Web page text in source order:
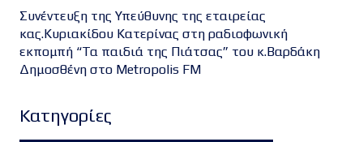
Συνέντευξη της Υπεύθυνης της εταιρείας
κας.Κυριακίδου Κατερίνας στη ραδιοφωνική
εκπομπή “Τα παιδιά της Πιάτσας” του κ.Βαρδάκη
Δημοσθένη στο Metropolis FM
Kατηγορίες